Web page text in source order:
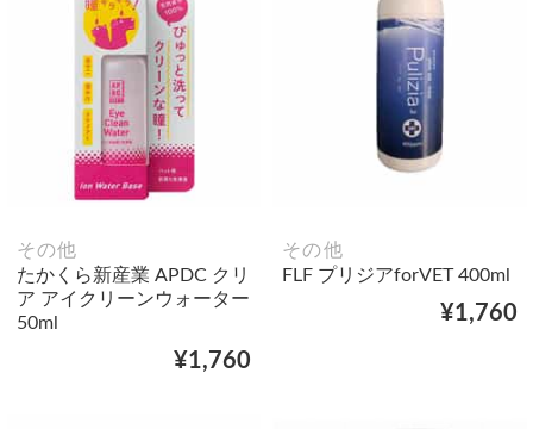
その他
たかくら新産業 APDC クリ
ア アイクリーンウォーター
50ml
¥1,760
その他
FLF プリジアforVET 400ml
¥1,760